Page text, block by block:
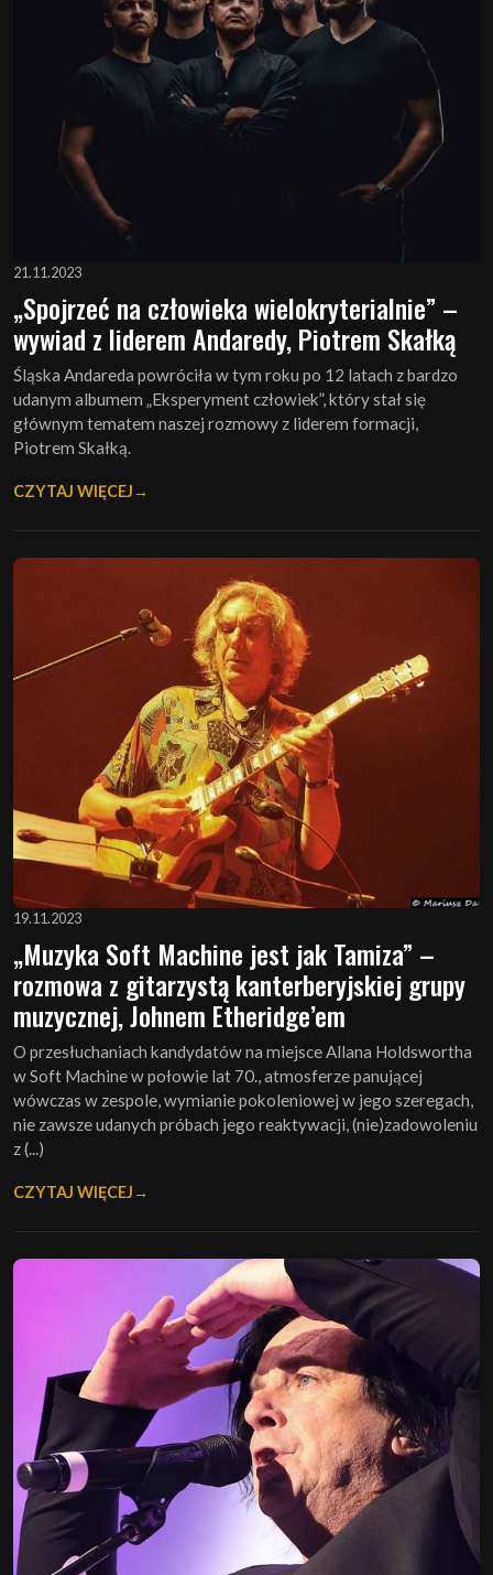
21.11.2023
„Spojrzeć na człowieka wielokryterialnie” –
wywiad z liderem Andaredy, Piotrem Skałką
Śląska Andareda powróciła w tym roku po 12 latach z bardzo
udanym albumem „Eksperyment człowiek”, który stał się
głównym tematem naszej rozmowy z liderem formacji,
Piotrem Skałką.
CZYTAJ WIĘCEJ
19.11.2023
„Muzyka Soft Machine jest jak Tamiza” –
rozmowa z gitarzystą kanterberyjskiej grupy
muzycznej, Johnem Etheridge’em
O przesłuchaniach kandydatów na miejsce Allana Holdswortha
w Soft Machine w połowie lat 70., atmosferze panującej
wówczas w zespole, wymianie pokoleniowej w jego szeregach,
nie zawsze udanych próbach jego reaktywacji, (nie)zadowoleniu
z (...)
CZYTAJ WIĘCEJ